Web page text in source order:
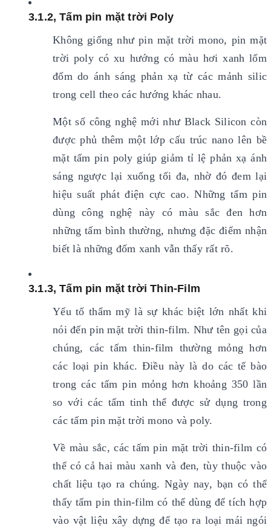
3.1.2, Tấm pin mặt trời Poly
Không giống như pin mặt trời mono, pin mặt
trời poly có xu hướng có màu hơi xanh lốm
đốm do ánh sáng phản xạ từ các mảnh silic
trong cell theo các hướng khác nhau.
Một số công nghệ mới như Black Silicon còn
được phủ thêm một lớp cấu trúc nano lên bề
mặt tấm pin poly giúp giảm tỉ lệ phản xạ ánh
sáng ngược lại xuống tối đa, nhờ đó đem lại
hiệu suất phát điện cực cao. Những tấm pin
dùng công nghệ này có màu sắc đen hơn
những tấm bình thường, nhưng đặc điểm nhận
biết là những đốm xanh vẫn thấy rất rõ.
3.1.3, Tấm pin mặt trời Thin-Film
Yếu tố thẩm mỹ là sự khác biệt lớn nhất khi
nói đến pin mặt trời thin-film. Như tên gọi của
chúng, các tấm thin-film thường mỏng hơn
các loại pin khác. Điều này là do các tế bào
trong các tấm pin mỏng hơn khoảng 350 lần
so với các tấm tinh thể được sử dụng trong
các tấm pin mặt trời mono và poly.
Về màu sắc, các tấm pin mặt trời thin-film có
thể có cả hai màu xanh và đen, tùy thuộc vào
chất liệu tạo ra chúng. Ngày nay, bạn có thể
thấy tấm pin thin-film có thể dùng để tích hợp
vào vật liệu xây dựng để tạo ra loại mái ngói